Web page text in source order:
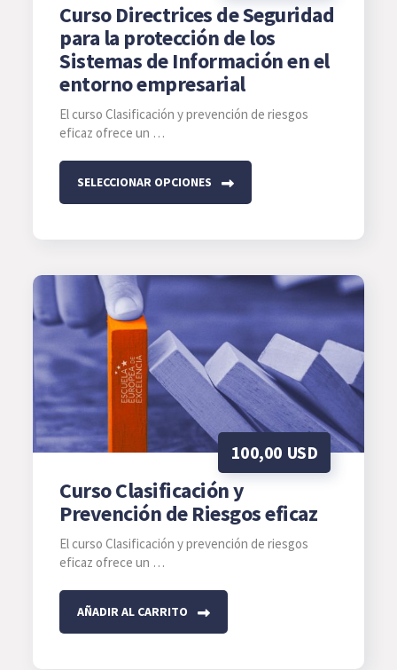
Curso Directrices de Seguridad
para la protección de los
Sistemas de Información en el
entorno empresarial
El curso Clasificación y prevención de riesgos
eficaz ofrece un …
SELECCIONAR OPCIONES
Este
tiene
variantes.
Las
opciones
se
pueden
elegir
en
página
de
Curso Clasificación y
Prevención de Riesgos eficaz
100,00 USD
El curso Clasificación y prevención de riesgos
eficaz ofrece un …
AÑADIR AL CARRITO